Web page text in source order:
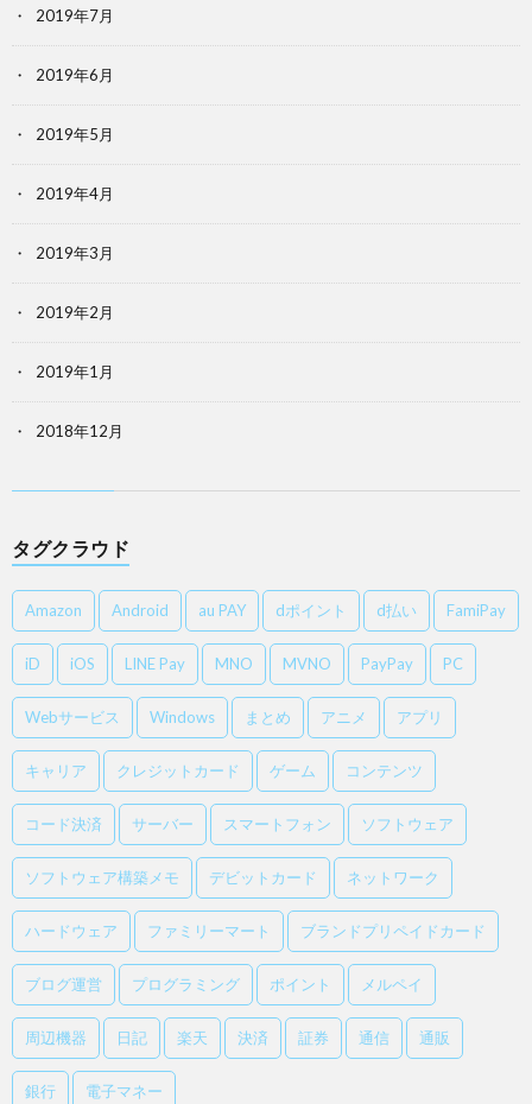
2019年7月
2019年6月
2019年5月
2019年4月
2019年3月
2019年2月
2019年1月
2018年12月
タグクラウド
Amazon Android au PAY dポイント d払い FamiPay
iD iOS LINE Pay MNO MVNO PayPay PC
Webサービス Windows まとめ アニメ アプリ
キャリア クレジットカード ゲーム コンテンツ
コード決済 サーバー スマートフォン ソフトウェア
ソフトウェア構築メモ デビットカード ネットワーク
ハードウェア ファミリーマート ブランドプリペイドカード
ブログ運営 プログラミング ポイント メルペイ
周辺機器 日記 楽天 決済 証券 通信 通販
銀行 電子マネー